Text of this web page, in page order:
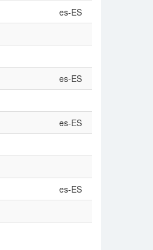
es-ES
es-ES
es-ES
es-ES